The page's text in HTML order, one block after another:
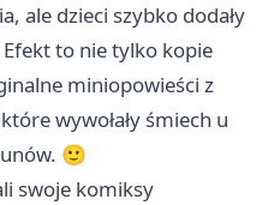
ale dzieci szybko dodały
Efekt to nie tylko kopie
miniopowieści z
wywołały śmiech u
🙂
swoje komiksy